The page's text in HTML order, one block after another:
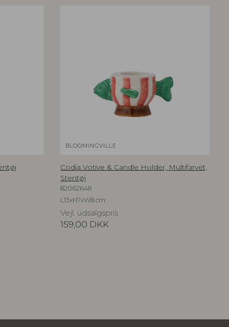
BLOOMINGVILLE
Codia Votive & Candle Holder, Multifarvet,
Stentøj
82062648
L13xH7xW8 cm
Vejl. udsalgspris
159,00 DKK